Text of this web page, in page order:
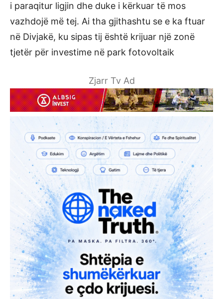
i paraqitur ligjin dhe duke i kërkuar të mos
vazhdojë më tej. Ai tha gjithashtu se e ka ftuar
në Divjakë, ku sipas tij është krijuar një zonë
tjetër për investime në park fotovoltaik
Zjarr Tv Ad